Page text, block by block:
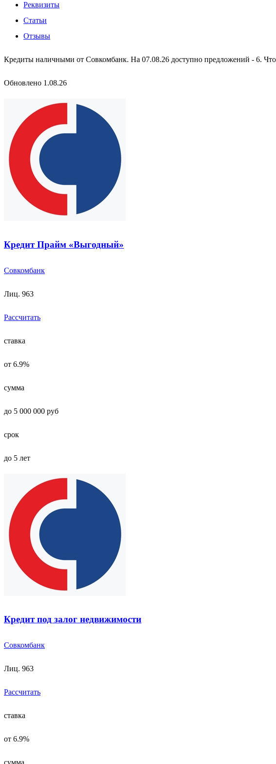
Реквизиты
Статьи
Отзывы
Кредиты наличными от Совкомбанк. На 07.08.26 доступно предложений - 6.
Обновлено 1.08.26
Кредит Прайм «Выгодный»
Совкомбанк
Лиц. 963
Рассчитать
ставка
от 6.9%
сумма
до 5 000 000 руб
срок
до 5 лет
Кредит под залог недвижимости
Совкомбанк
Лиц. 963
Рассчитать
ставка
от 6.9%